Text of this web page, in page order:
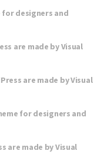
designers and
are made by Visual
are made by Visual
for designers and
are made by Visual